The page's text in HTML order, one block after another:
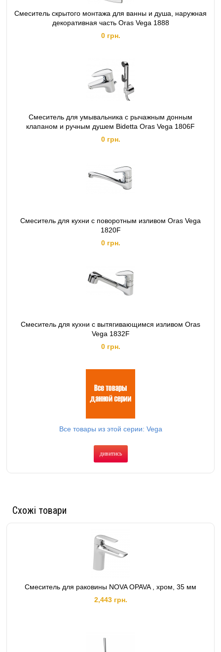
Смеситель скрытого монтажа для ванны и душа, наружная
декоративная часть Oras Vega 1888
0 грн.
Смеситель для умывальника с рычажным донным
клапаном и ручным душем Bidetta Oras Vega 1806F
0 грн.
Смеситель для кухни с поворотным изливом Oras Vega
1820F
0 грн.
Смеситель для кухни с вытягивающимся изливом Oras
Vega 1832F
0 грн.
Все товары из этой серии: Vega
дивитись
Схожі товари
Смеситель для раковины NOVA OPAVA , хром, 35 мм
2,443 грн.